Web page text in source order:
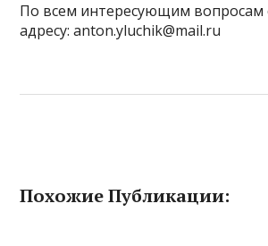
По всем интересующим вопросам
адресу: anton.yluchik@mail.ru
Похожие Публикации: